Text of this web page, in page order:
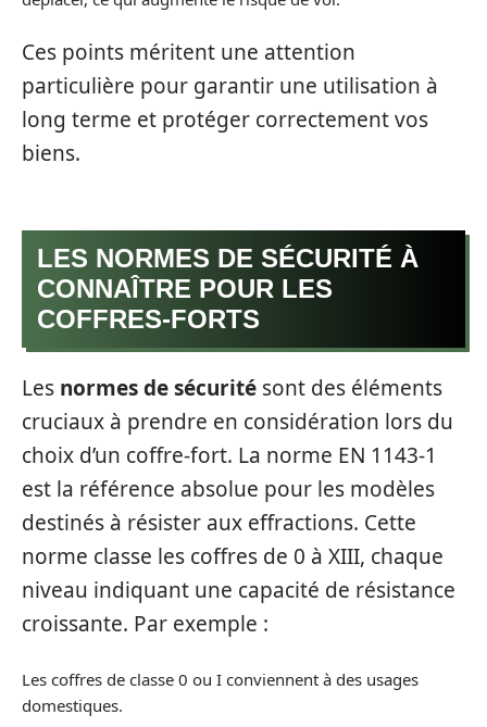
Ces points méritent une attention
particulière pour garantir une utilisation à
long terme et protéger correctement vos
biens.
LES NORMES DE SÉCURITÉ À
CONNAÎTRE POUR LES
COFFRES-FORTS
Les normes de sécurité sont des éléments
cruciaux à prendre en considération lors du
choix d’un coffre-fort. La norme EN 1143-1
est la référence absolue pour les modèles
destinés à résister aux effractions. Cette
norme classe les coffres de 0 à XIII, chaque
niveau indiquant une capacité de résistance
croissante. Par exemple :
Les coffres de classe 0 ou I conviennent à des usages
domestiques.